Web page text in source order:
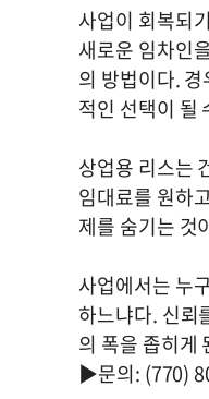
사업이 회복되
새로운 임차인
의 방법이다.
적인 선택이 될
상업용 리스는
임대료를 원하
제를 숨기는 것
사업에서는 누
하느냐다. 신뢰
의 폭을 좁히게
▶문의: (770)